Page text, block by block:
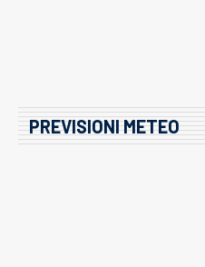
PREVISIONI METEO